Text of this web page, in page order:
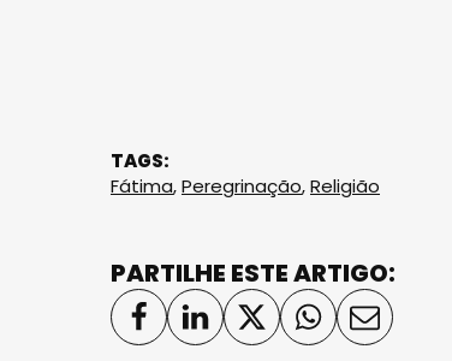
TAGS:
Fátima,Peregrinação,Religião
PARTILHE ESTE ARTIGO: